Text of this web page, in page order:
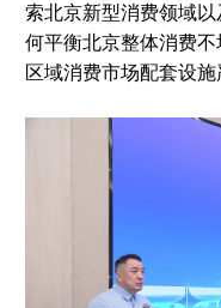
索北京新型消费领域
何平衡北京整体消费
区域消费市场配套设施